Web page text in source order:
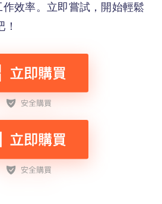
效率。立即嘗試，開始輕鬆